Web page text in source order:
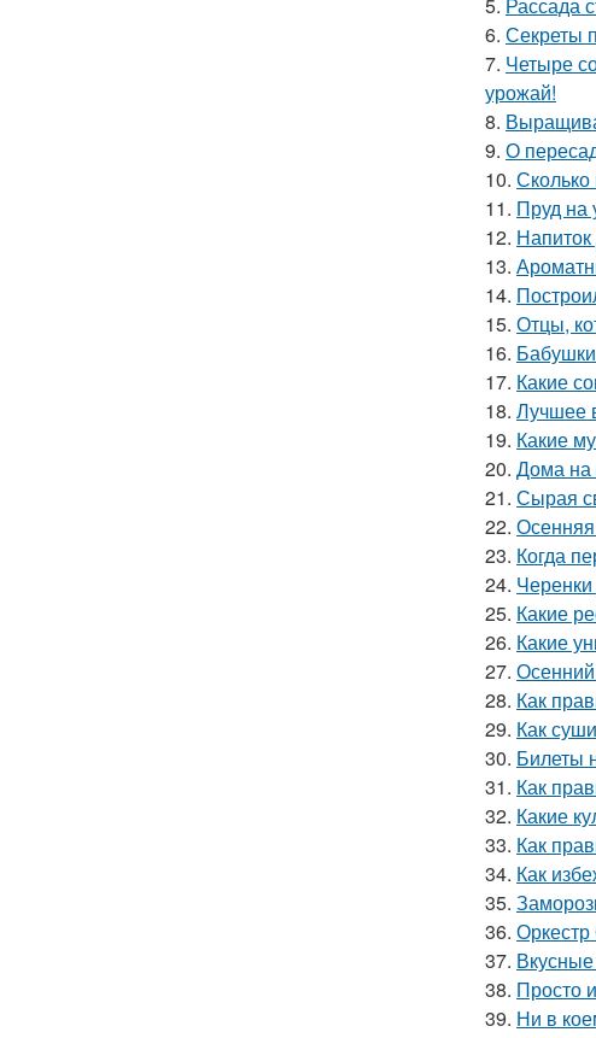
6. Секреты
7. Четыре
урожай!
8.
9. О
10.
11. Пруд на
12.
13.
14.
15. Отцы,
16.
17. Какие
18. Лучшее
19. Какие
20. Дома на
21. Сырая
22.
23. Когда
24.
25. Какие
26. Какие
27. Осенний
28. Как
29. Как
30. Билеты
31. Как
32. Какие
33. Как
34. Как
35.
36. Оркестр
37.
38. Просто
39. Ни в